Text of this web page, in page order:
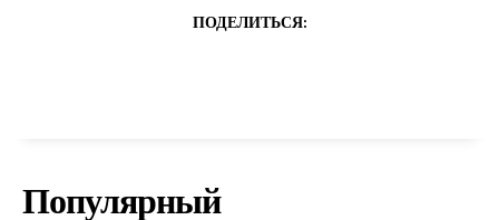
ПОДЕЛИТЬСЯ:
Популярный